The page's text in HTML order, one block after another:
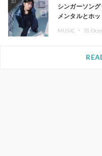
10
シンガーソン
メンタルとホ
MUSIC ・